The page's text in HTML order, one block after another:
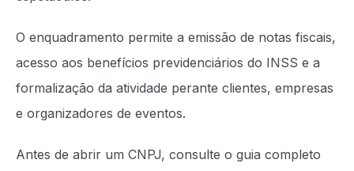
O enquadramento permite a emissão de notas fiscais,
acesso aos benefícios previdenciários do INSS e a
formalização da atividade perante clientes, empresas
e organizadores de eventos.
Antes de abrir um CNPJ, consulte o guia completo